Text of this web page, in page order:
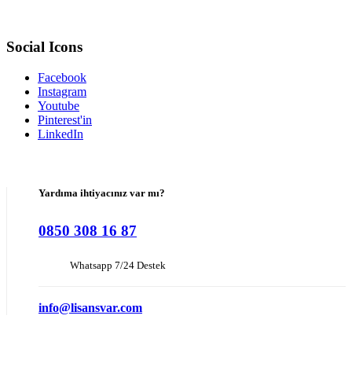
Social Icons
Facebook
Instagram
Youtube
Pinterest'in
LinkedIn
Yardıma ihtiyacınız var mı?
0850 308 16 87
Whatsapp 7/24 Destek
info@lisansvar.com